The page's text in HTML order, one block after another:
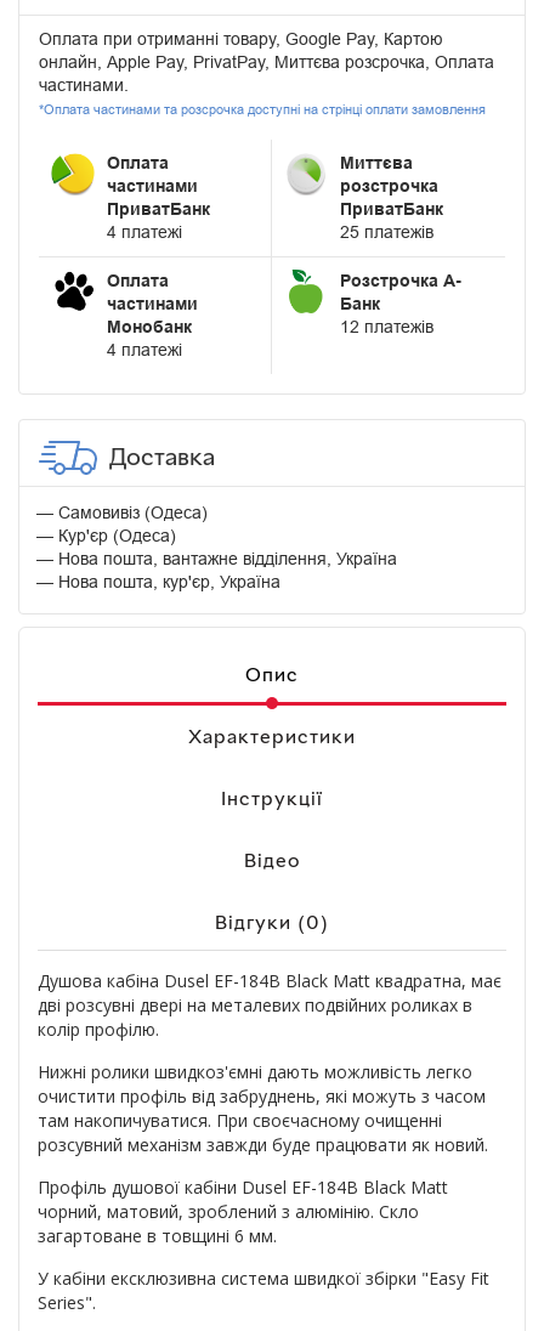
Оплата при отриманні товару, Google Pay, Картою
онлайн, Apple Pay, PrivatPay, Миттєва розсрочка, Оплата
частинами.
*Оплата частинами та розсрочка доступні на стрінці оплати замовлення
Оплата
частинами
ПриватБанк
4 платежі
Миттєва
розстрочка
ПриватБанк
25 платежів
Оплата
частинами
Монобанк
4 платежі
Розстрочка А-
Банк
12 платежів
Доставка
Самовивіз (Одеса)
Кур'єр (Одеса)
Нова пошта, вантажне відділення, Україна
Нова пошта, кур'єр, Україна
Опис
Характеристики
Інструкції
Відео
Відгуки (0)
Душова кабіна Dusel EF-184B Black Matt квадратна, має
дві розсувні двері на металевих подвійних роликах в
колір профілю.
Нижні ролики швидкоз'ємні дають можливість легко
очистити профіль від забруднень, які можуть з часом
там накопичуватися. При своєчасному очищенні
розсувний механізм завжди буде працювати як новий.
Профіль душової кабіни Dusel EF-184B Black Matt
чорний, матовий, зроблений з алюмінію. Скло
загартоване в товщині 6 мм.
У кабіни ексклюзивна система швидкої збірки "Easy Fit
Series".